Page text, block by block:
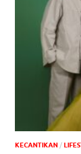
KECANTIKAN /